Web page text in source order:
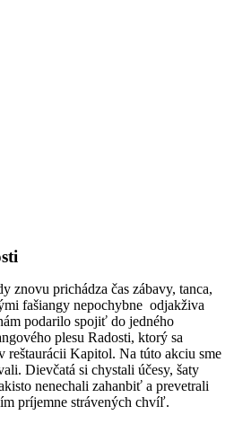
znovu prichádza čas zábavy, tanca,
fašiangy nepochybne odjakživa
podarilo spojiť do jedného
plesu Radosti, ktorý sa
reštaurácii Kapitol. Na túto akciu sme
Dievčatá si chystali účesy, šaty
nenechali zahanbiť a prevetrali
príjemne strávených chvíľ.